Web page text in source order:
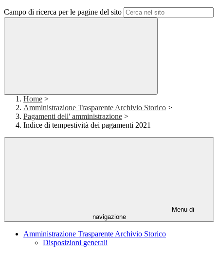
Campo di ricerca per le pagine del sito
Home >
Amministrazione Trasparente Archivio Storico >
Pagamenti dell' amministrazione >
Indice di tempestività dei pagamenti 2021
Menu di
navigazione
Amministrazione Trasparente Archivio Storico
Disposizioni generali